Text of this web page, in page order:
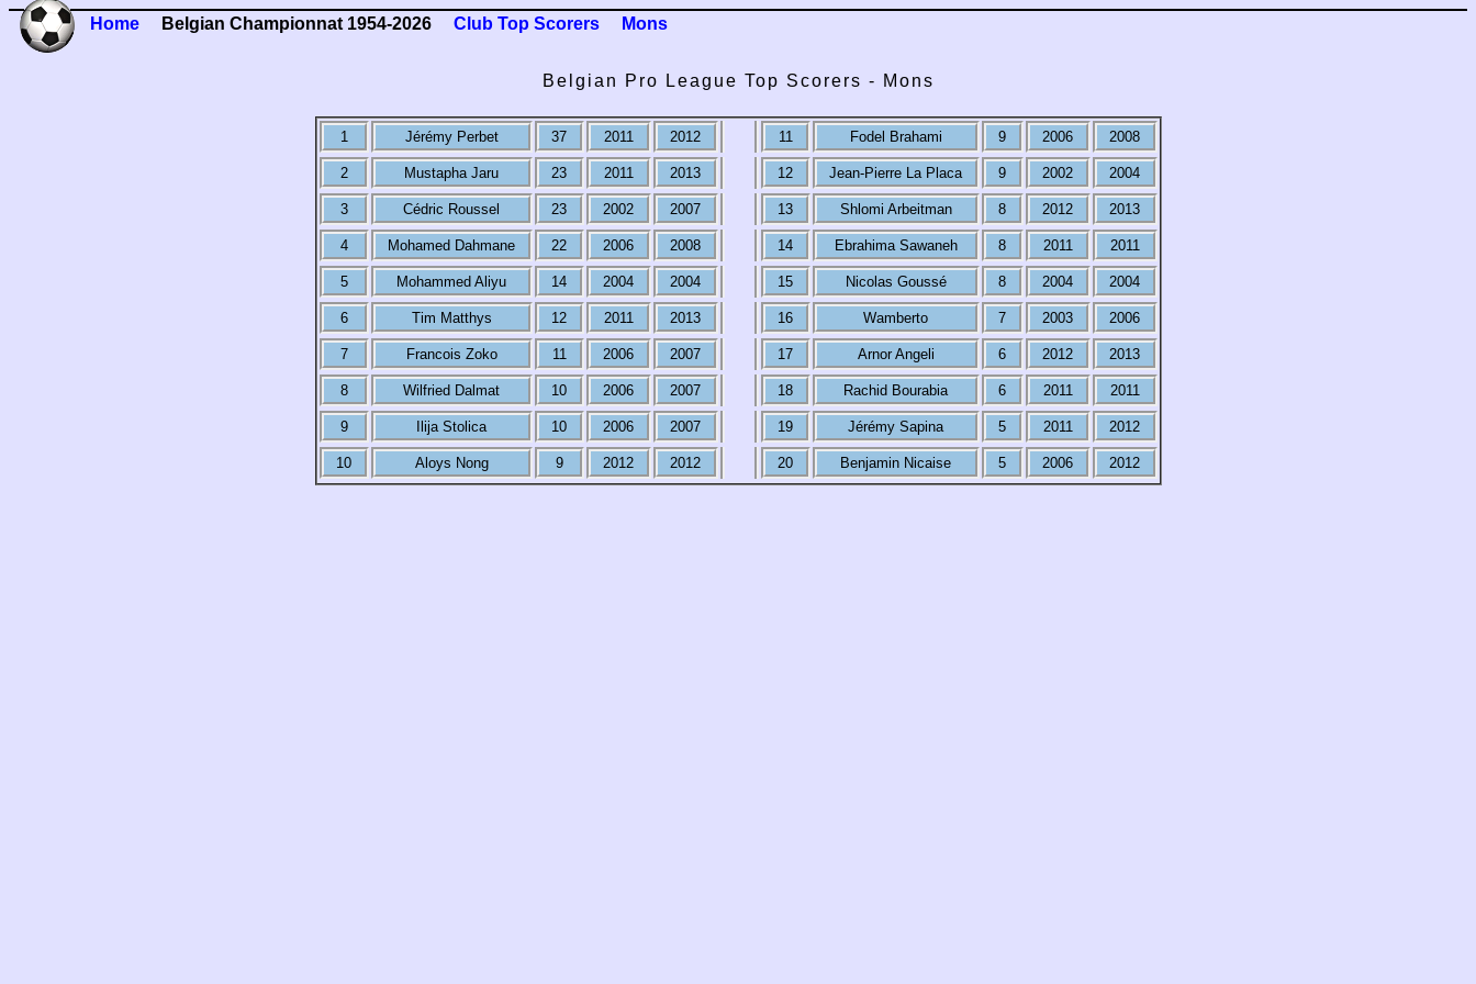
Home Belgian Championnat 1954-2026 Club Top Scorers Mons
Belgian Pro League Top Scorers - Mons
1 Jérémy Perbet 37 2011 2012 11 Fodel Brahami 9 2006 2008
2 Mustapha Jaru 23 2011 2013 12 Jean-Pierre La Placa 9 2002 2004
3 Cédric Roussel 23 2002 2007 13 Shlomi Arbeitman 8 2012 2013
4 Mohamed Dahmane 22 2006 2008 14 Ebrahima Sawaneh 8 2011 2011
5 Mohammed Aliyu 14 2004 2004 15 Nicolas Goussé 8 2004 2004
6 Tim Matthys 12 2011 2013 16 Wamberto 7 2003 2006
7 Francois Zoko 11 2006 2007 17 Arnor Angeli 6 2012 2013
8 Wilfried Dalmat 10 2006 2007 18 Rachid Bourabia 6 2011 2011
9 Ilija Stolica 10 2006 2007 19 Jérémy Sapina 5 2011 2012
10 Aloys Nong 9 2012 2012 20 Benjamin Nicaise 5 2006 2012